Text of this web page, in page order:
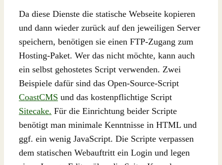
Da diese Dienste die statische Webseite kopieren
und dann wieder zurück auf den jeweiligen Server
speichern, benötigen sie einen FTP-Zugang zum
Hosting-Paket. Wer das nicht möchte, kann auch
ein selbst gehostetes Script verwenden. Zwei
Beispiele dafür sind das Open-Source-Script
CoastCMS und das kostenpflichtige Script
Sitecake. Für die Einrichtung beider Scripte
benötigt man minimale Kenntnisse in HTML und
ggf. ein wenig JavaScript. Die Scripte verpassen
dem statischen Webauftritt ein Login und legen